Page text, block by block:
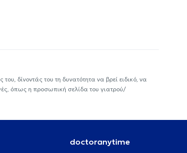
δίνοντάς του τη δυνατότητα να βρεί ειδικό, να
όπως η προσωπική σελίδα του γιατρού/
doctoranytime